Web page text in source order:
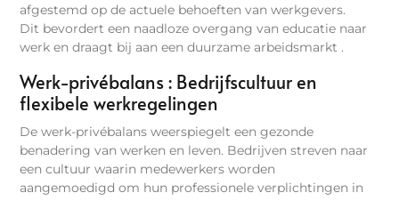
afgestemd op de actuele behoeften van werkgevers.
Dit bevordert een naadloze overgang van educatie naar
werk en draagt bij aan een duurzame arbeidsmarkt .
Werk-privébalans : Bedrijfscultuur en
flexibele werkregelingen
De werk-privébalans weerspiegelt een gezonde
benadering van werken en leven. Bedrijven streven naar
een cultuur waarin medewerkers worden
aangemoedigd om hun professionele verplichtingen in